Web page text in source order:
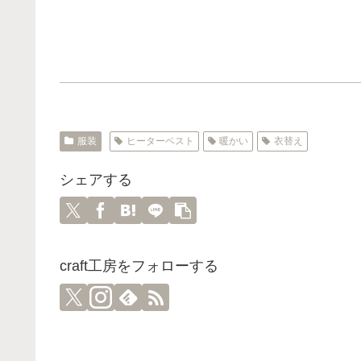
服装 ヒーターベスト 暖かい 衣替え
シェアする
craft工房をフォローする